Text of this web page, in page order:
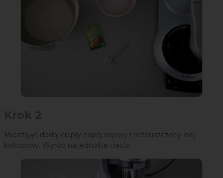
Mieszając dodaj ciepły napój sojowy i rozpuszczony olej
kokosowy. Wyrób na jednolite ciasto.